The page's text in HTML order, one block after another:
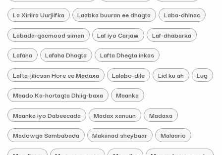
La Xiriira Uurjiifka Laabka buuran ee dhagta Laba-dhinac
Labada-gacmood siman Laf iyo Carjaw Laf-dhabarka
Lafaha Lafaha Dhagta Lafta Dhegta inkas
Lafta-jilicsan Hore ee Madaxa Lalabo-dile Lid ku ah Lug
Maado Ka-hortagta Dhiig-baxa Maanka
Maanka iyo Dabeecada Madax xanuun Madaxa
Madowga Sambabada Makiinad sheybaar Malaario